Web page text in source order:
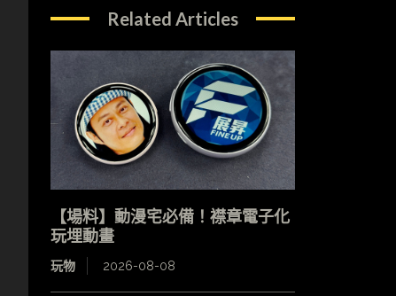
Related Articles
【場料】動漫宅必備！襟章電子化
玩埋動畫
玩物 2026-08-08